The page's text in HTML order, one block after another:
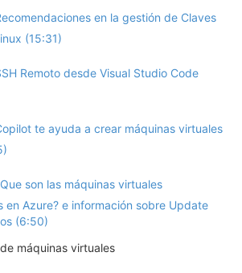
en la gestión de Claves
(15:31)
Remoto desde Visual Studio Code
te ayuda a crear máquinas virtuales
son las máquinas virtuales
en Azure? e información sobre Update
(6:50)
máquinas virtuales